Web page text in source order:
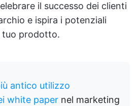
il successo dei clienti
e ispira i potenziali
tuo prodotto.
antico utilizzo
white paper nel marketing